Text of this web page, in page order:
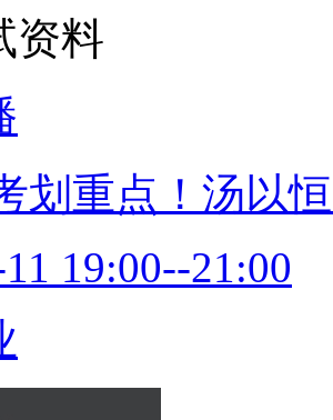
资料
划重点！汤以
19:00--21:00